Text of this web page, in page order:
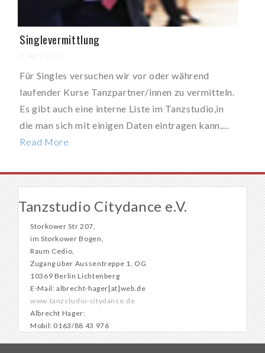
Singlevermittlung
8. April 2017
Für Singles versuchen wir vor oder während
laufender Kurse Tanzpartner/innen zu vermitteln.
Es gibt auch eine interne Liste im Tanzstudio,in
die man sich mit einigen Daten eintragen kann....
Read More
Tanzstudio Citydance e.V.
Storkower Str 207,
im Storkower Bogen,
Raum Cedio,
Zugang über Aussentreppe 1. OG
10369 Berlin Lichtenberg
E-Mail: albrecht-hager[at]web.de
www.tanzstudio-citydance.de
Albrecht Hager:
Mobil: 0163/88 43 976